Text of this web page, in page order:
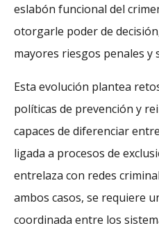
eslabón funcional del
otorgarle poder de
mayores riesgos penales y
Esta evolución plantea
políticas de prevención y
capaces de diferenciar
ligada a procesos de
entrelaza con redes
ambos casos, se requiere
coordinada entre los